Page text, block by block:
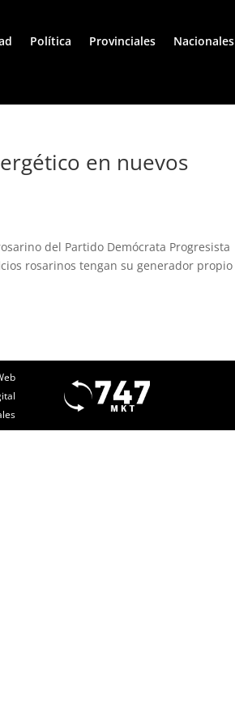
Política Provinciales Nacionales
en nuevos
del Partido Demócrata Progresista
rosarinos tengan su generador propio